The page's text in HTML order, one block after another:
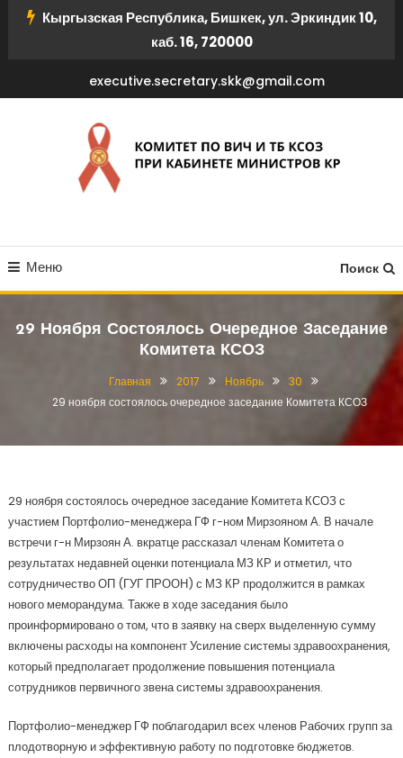
ПерейтиКыргызская Республика, Бишкек, ул. Эркиндик 10,
каб. 16, 720000
executive.secretary.skk@gmail.com
КСОЗ ПРИ КАБИНЕТЕ
МИНИСТРОВ КР
Меню Поиск
29 Ноября Состоялось Очередное Заседание
Комитета КСОЗ
Главная 2017 Ноябрь
30
29 ноября состоялось очередное заседание Комитета КСОЗ
29 ноября состоялось очередное заседание Комитета КСОЗ с
участием Портфолио-менеджера ГФ г-ном Мирзояном А. В начале
встречи г-н Мирзоян А. вкратце рассказал членам Комитета о
результатах недавней оценки потенциала МЗ КР и отметил, что
сотрудничество ОП (ГУГ ПРООН) с МЗ КР продолжится в рамках
нового меморандума. Также в ходе заседания было
проинформировано о том, что в заявку на сверх выделенную сумму
включены расходы на компонент Усиление системы здравоохранения,
который предполагает продолжение повышения потенциала
сотрудников первичного звена системы здравоохранения.
Портфолио-менеджер ГФ поблагодарил всех членов Рабочих групп за
плодотворную и эффективную работу по подготовке бюджетов.